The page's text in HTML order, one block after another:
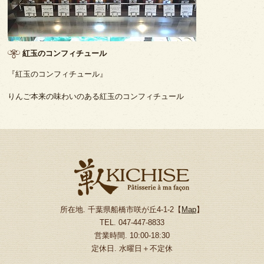
紅玉のコンフィチュール
『紅玉のコンフィチュール』
りんご本来の味わいのある紅玉のコンフィチュール
所在地. 千葉県船橋市咲が丘4-1-2【 Map】
TEL. 047-447-8833
営業時間. 10:00-18:30
定休日. 水曜日＋不定休